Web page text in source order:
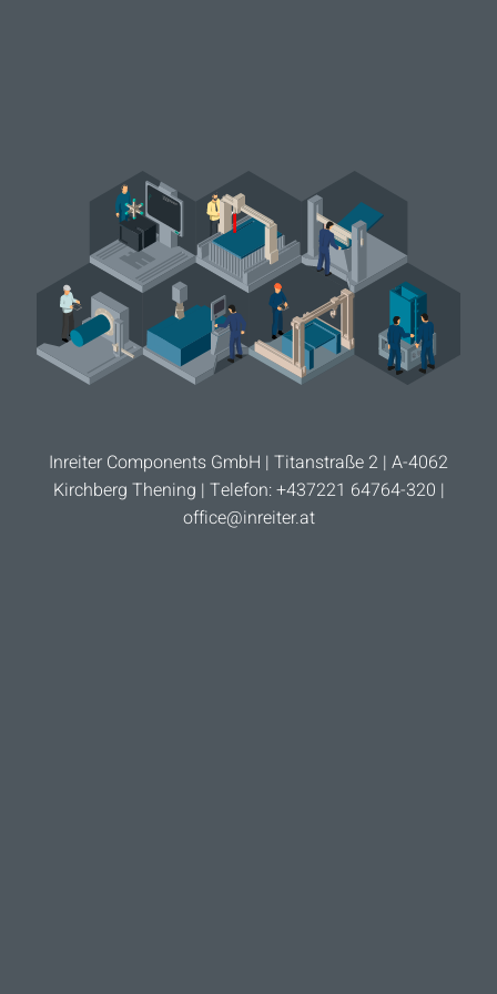
Inreiter Components GmbH | Titanstraße 2 | A-4062
Kirchberg Thening | Telefon: +437221 64764-320 |
office@inreiter.at